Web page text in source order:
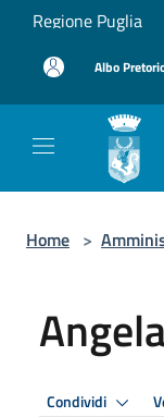
Salta al contenuto
Regione Puglia
Albo
Home >
Condividi